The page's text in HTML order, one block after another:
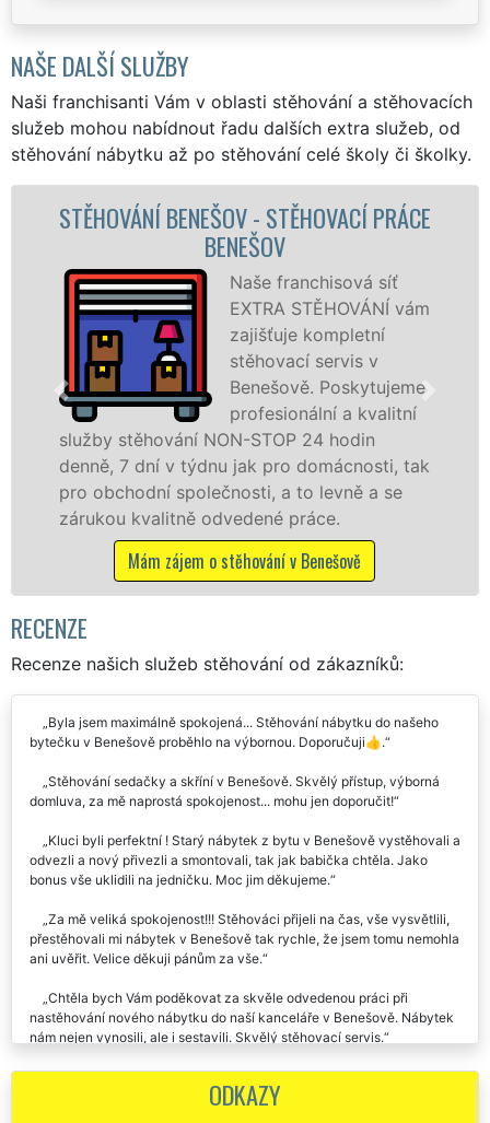
NAŠE DALŠÍ SLUŽBY
Naši franchisanti Vám v oblasti stěhování a stěhovacích
služeb mohou nabídnout řadu dalších extra služeb, od
stěhování nábytku až po stěhování celé školy či školky.
- STĚHOVACÍ PRÁCE
Naše franchisová síť
EXTRA STĚHOVÁNÍ vám
zajišťuje kompletní
stěhovací servis v
Benešově. Poskytujeme
profesionální a kvalitní
NON-STOP 24 hodin
týdnu jak pro domácnosti, tak
společnosti, a to levně a se
odvedené práce.
o stěhování v Benešově
služby
celém okresu
franchisové sítě
včetně
Mám
RECENZE
Recenze našich služeb stěhování od zákazníků:
Byla jsem maximálně spokojená... Stěhování nábytku do našeho
Stěhování sedačky a skříní v Benešově. Skvělý přístup, výborná
Kluci byli perfektní ! Starý nábytek z bytu v Benešově vystěhovali a
odvezli a nový přivezli a smontovali, tak jak babička chtěla. Jako
Za mě veliká spokojenost!!! Stěhováci přijeli na čas, vše vysvětlili,
přestěhovali mi nábytek v Benešově tak rychle, že jsem tomu nemohla
Chtěla bych Vám poděkovat za skvěle odvedenou práci při
nastěhování nového nábytku do naší kanceláře v Benešově. Nábytek
Chtěl by jsem této společnosti moc poděkovat za kvalitní práci při